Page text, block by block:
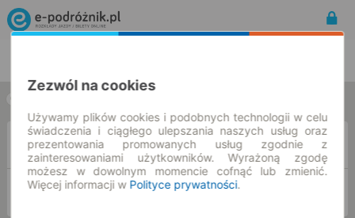
Z
DO
Zezwól na cookies
Używamy plików cookies i podobnych technologii w celu
świadczenia i ciągłego ulepszania naszych usług oraz
prezentowania promowanych usług zgodnie z
zainteresowaniami użytkowników. Wyrażoną zgodę
możesz w dowolnym momencie cofnąć lub zmienić.
Więcej informacji w Polityce prywatności.